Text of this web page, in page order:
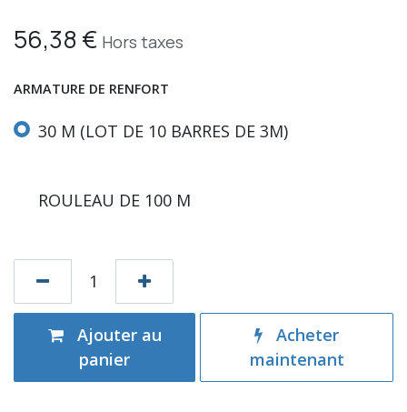
56,38 € Hors taxes
ARMATURE DE RENFORT
30 M (LOT DE 10 BARRES DE 3M)
ROULEAU DE 100 M
Ajouter au
panier
Acheter
maintenant